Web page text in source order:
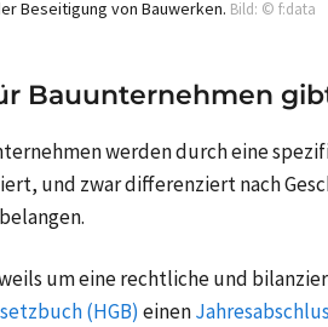
Beseitigung von Bauwerken. Bild: © f:data
Bauunternehmen
werden durch eine
und zwar differenziert nach
um eine rechtliche und
(HGB) einen